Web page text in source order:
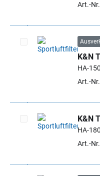
Art.-
Artikel auswählen
K&N
HA-
Art.-
Artikel auswählen
K&N
HA-
Art.-